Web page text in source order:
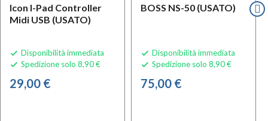
Icon I-Pad Controller
Midi USB (USATO)
 Disponibilità immediata
 Spedizione solo 8,90 €
29,00 €
BOSS NS-50 (USATO)
 Disponibilità immediata
 Spedizione solo 8,90 €
75,00 €